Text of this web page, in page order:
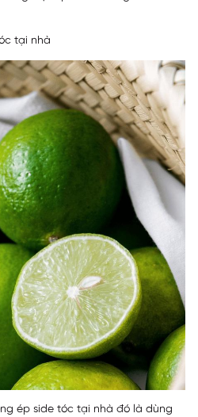
tại nhà
ép side tóc tại nhà đó là dùng